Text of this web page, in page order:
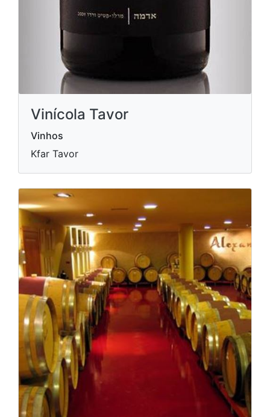
Vinícola Tavor
Vinhos
Kfar Tavor